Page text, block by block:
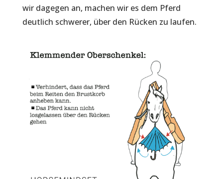
wir dagegen an, machen wir es dem Pferd
deutlich schwerer, über den Rücken zu laufen.